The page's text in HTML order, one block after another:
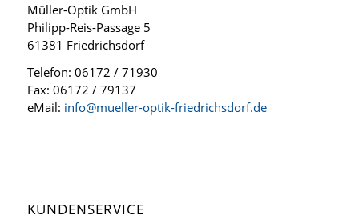
Müller-Optik GmbH
Philipp-Reis-Passage 5
61381 Friedrichsdorf
Telefon: 06172 / 71930
Fax: 06172 / 79137
eMail: info@mueller-optik-friedrichsdorf.de
KUNDENSERVICE